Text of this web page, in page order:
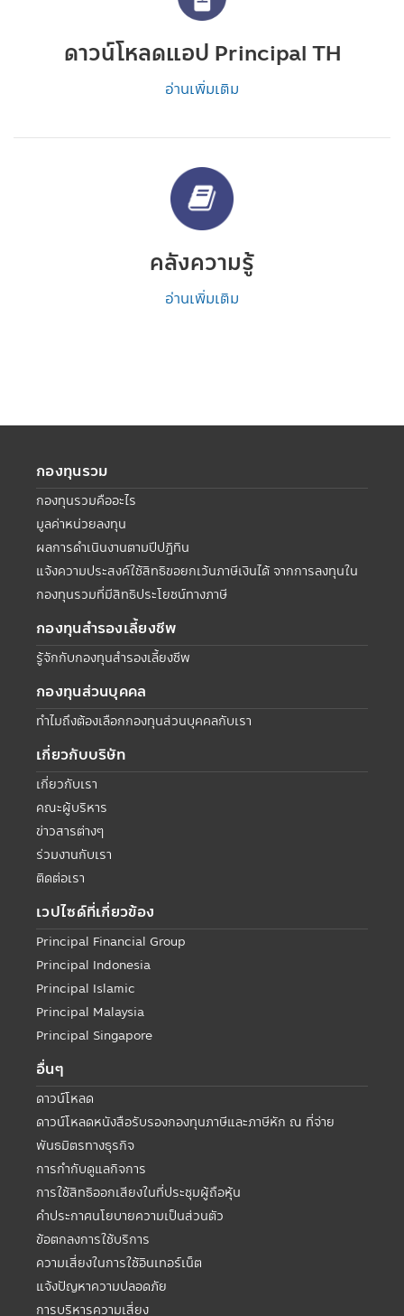
ดาวน์โหลดแอป Principal TH
อ่านเพิ่มเติม
คลังความรู้
อ่านเพิ่มเติม
กองทุนรวม
กองทุนรวมคืออะไร
มูลค่าหน่วยลงทุน
ผลการดำเนินงานตามปีปฏิทิน
แจ้งความประสงค์ใช้สิทธิขอยกเว้นภาษีเงินได้ จากการลงทุนใน
กองทุนรวมที่มีสิทธิประโยชน์ทางภาษี
กองทุนสำรองเลี้ยงชีพ
รู้จักกับกองทุนสำรองเลี้ยงชีพ
กองทุนส่วนบุคคล
ทำไมถึงต้องเลือกกองทุนส่วนบุคคลกับเรา
เกี่ยวกับบริษัท
เกี่ยวกับเรา
คณะผู้บริหาร
ข่าวสารต่างๆ
ร่วมงานกับเรา
ติดต่อเรา
เวปไซด์ที่เกี่ยวข้อง
Principal Financial Group
Principal Indonesia
Principal Islamic
Principal Malaysia
Principal Singapore
อื่นๆ
ดาวน์โหลด
ดาวน์โหลดหนังสือรับรองกองทุนภาษีและภาษีหัก ณ ที่จ่าย
พันธมิตรทางธุรกิจ
การกำกับดูแลกิจการ
การใช้สิทธิออกเสียงในที่ประชุมผู้ถือหุ้น
คำประกาศนโยบายความเป็นส่วนตัว
ข้อตกลงการใช้บริการ
ความเสี่ยงในการใช้อินเทอร์เน็ต
แจ้งปัญหาความปลอดภัย
การบริหารความเสี่ยง